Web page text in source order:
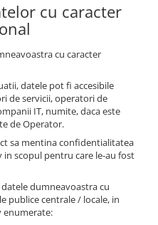
cu caracter
cu caracter
datele pot fi accesibile
de servicii, operatori de
IT, numite, daca este
de Operator.
sa mentina confidentialitatea
in scopul pentru care le-au fost
dumneavoastra cu
publice centrale / locale, in
enumerate: